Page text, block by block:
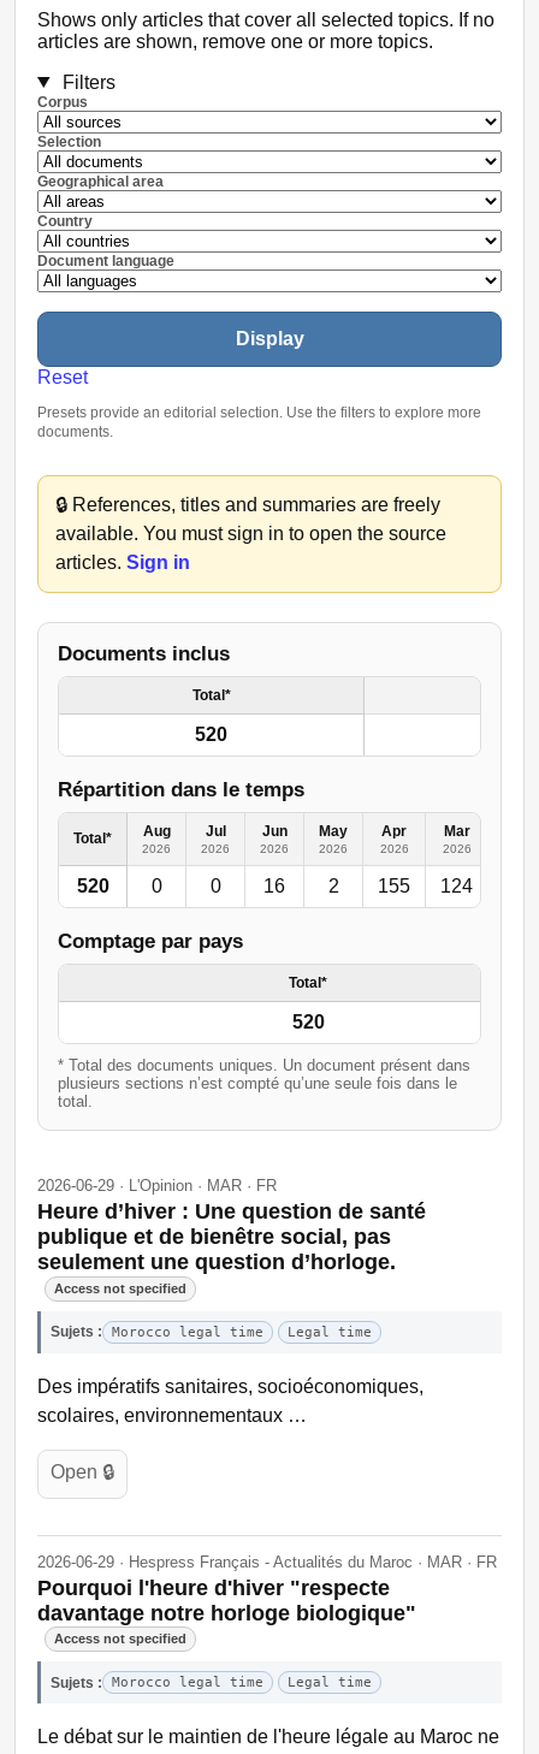
Shows only articles that cover all selected topics. If no
articles are shown, remove one or more topics.
Filters
Corpus
Selection
Geographical area
Country
Document language
Display
Reset
Presets provide an editorial selection. Use the filters to explore more
documents.
🔒 References, titles and summaries are freely
available. You must sign in to open the source
articles. Sign in
Documents inclus
Total*
520
Répartition dans le temps
Total* Aug
2026
Jul
2026
Jun
2026
May
2026
Apr
2026
Mar
2026
520 0 0 16 2 155 124
Comptage par pays
Total*
520
* Total des documents uniques. Un document présent dans
plusieurs sections n’est compté qu’une seule fois dans le
total.
2026-06-29 · L'Opinion · MAR · FR
Heure d’hiver : Une question de santé
publique et de bienêtre social, pas
seulement une question d’horloge.
Access not specified
Sujets : Morocco legal time Legal time
Des impératifs sanitaires, socioéconomiques,
scolaires, environnementaux …
Open 🔒
2026-06-29 · Hespress Français - Actualités du Maroc · MAR · FR
Pourquoi l'heure d'hiver "respecte
davantage notre horloge biologique"
Access not specified
Sujets : Morocco legal time Legal time
Le débat sur le maintien de l'heure légale au Maroc ne